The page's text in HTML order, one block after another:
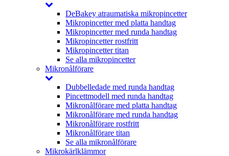
DeBakey atraumatiska mikropincetter
Mikropincetter med platta handtag
Mikropincetter med runda handtag
Mikropincetter rostfritt
Mikropincetter titan
Se alla mikropincetter
Mikronålförare
Dubbelledade med runda handtag
Pincettmodell med runda handtag
Mikronålförare med platta handtag
Mikronålförare med runda handtag
Mikronålförare rostfritt
Mikronålförare titan
Se alla mikronålförare
Mikrokärlklämmor